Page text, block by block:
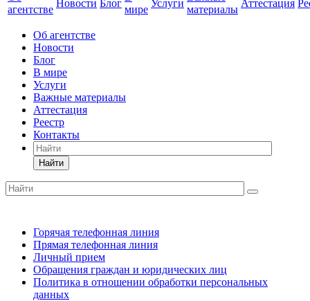
агентстве
Новости Блог
мире
Услуги
материалы
Аттестация
Об агентстве
Новости
Блог
В мире
Услуги
Важные материалы
Аттестация
Реестр
Контакты
Найти
Горячая телефонная линия
Прямая телефонная линия
Личный прием
Обращения граждан и юридических лиц
Политика в отношении обработки персональных
данных